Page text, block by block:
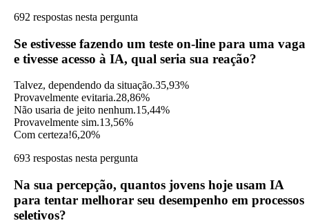
692 respostas nesta pergunta
Se estivesse fazendo um teste on-line para uma vaga
e tivesse acesso à IA, qual seria sua reação?
Talvez, dependendo da situação.35,93%
Provavelmente evitaria.28,86%
Não usaria de jeito nenhum.15,44%
Provavelmente sim.13,56%
Com certeza!6,20%
693 respostas nesta pergunta
Na sua percepção, quantos jovens hoje usam IA
para tentar melhorar seu desempenho em processos
seletivos?